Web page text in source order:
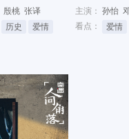
殷桃 张译
历史 爱情
主演： 孙怡
看点：
爱情